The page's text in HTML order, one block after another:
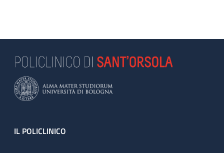
Footer
IL POLICLINICO